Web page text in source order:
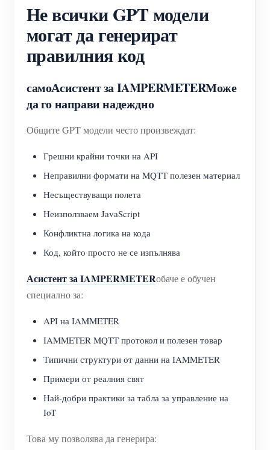
Не всички GPT модели
могат да генерират
правилния код
самоАсистент за IAMPERMETERМоже
да го направи надеждно
Общите GPT модели често произвеждат:
Грешни крайни точки на API
Неправилни формати на MQTT полезен материал
Несъществуващи полета
Неизползваем JavaScript
Конфликтна логика на кода
Код, който просто не се изпълнява
Асистент за IAMPERMETERобаче е обучен
специално за:
API на IAMMETER
IAMMETER MQTT протокол и полезен товар
Типични структури от данни на IAMMETER
Примери от реалния свят
Най-добри практики за табла за управление на
IoT
Това му позволява да генерира: